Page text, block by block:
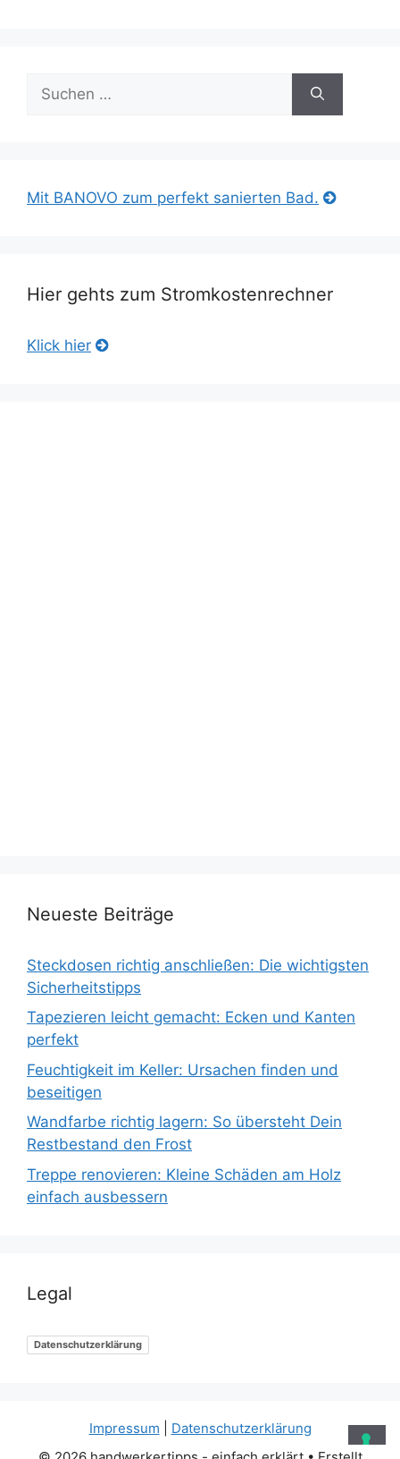
nach:
Mit BANOVO zum perfekt sanierten Bad.
Hier gehts zum Stromkostenrechner
Klick hier
Neueste Beiträge
Steckdosen richtig anschließen: Die wichtigsten
Sicherheitstipps
Tapezieren leicht gemacht: Ecken und Kanten
perfekt
Feuchtigkeit im Keller: Ursachen finden und
beseitigen
Wandfarbe richtig lagern: So übersteht Dein
Restbestand den Frost
Treppe renovieren: Kleine Schäden am Holz
einfach ausbessern
Legal
Datenschutzerklärung
Impressum
Datenschutzerklärung